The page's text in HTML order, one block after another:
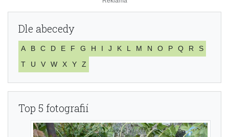
Dle abecedy
A B C D E F G H I J K L M N O P Q R
S
T
U V W X Y Z
Top 5 fotografií